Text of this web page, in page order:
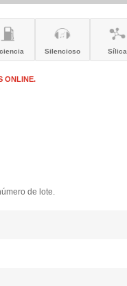
Silencioso Sílica
ONLINE.
de lote.